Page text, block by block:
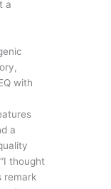
a
with
a
thought
remark